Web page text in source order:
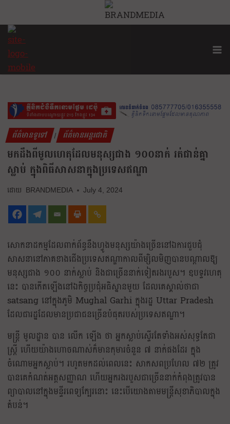
ព័ត៌មានទូទៅ | ព័ត៌មានអន្តរជាតិ
មកដឹងពីមូលហេតុដែលមនុស្សជាង ១០០នាក់ រត់ជាន់គ្នា
ស្លាប់ ក្នុងពិធីសាសនាក្នុងប្រទេសឥណ្ឌា
BRANDMEDIA July 4, 2024
សោកនាដកម្មដែលពាក់ព័ន្ធនឹងហ្វូងមនុស្សយ៉ាងច្រើននៅឯការជួបជុំ
សាសនានៅភាគខាងជើងប្រទេសឥណ្ឌាកាលពីម្សិលមិញបានបណ្តាលឱ្យ
មនុស្សជាង ១០០ នាក់ស្លាប់ និងជាច្រើននាក់ទៀតរងរបួស។ ឧបទ្ទវហេតុ
នេះ បានកើតឡើងនៅឯកិច្ចប្រជុំអធិស្ឋានមួយ ដែលគេស្គាល់ថាជា
satsang នៅក្នុងភូមិ Mughal Garhi ក្នុងរដ្ឋ Uttar Pradesh
ដែលជារដ្ឋដែលមានប្រជាជនច្រើនបំផុតរបស់ប្រទេសឥណ្ឌា។
មន្ត្រី មូលដ្ឋាន បាន លើក ឡើង ថា អ្នកស្លាប់ស្ទើរតែទាំងអស់សុទ្ធតែជា
ស្ត្រី ហើយយ៉ាងហោចណាស់ក៏មានកុមារចំនួន ៧ នាក់ផងដែរ ក្នុង
ចំណោមអ្នកស្លាប់។ រហូតមកដល់ពេលនេះ សាកសពប្រហែល ៧២ ត្រូវ
បានគេកំណត់អត្តសញ្ញាណ ហើយអ្នករងរបួសជាច្រើននាក់កំពុងត្រូវបាន
ព្យាបាលនៅក្នុងមន្ទីរពេទ្យក្បែរនោះ នេះបើយោងតាមមន្ត្រីសុខាភិបាលក្នុង
តំបន់។